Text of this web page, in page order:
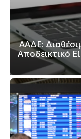
ΑΑΔΕ:
Αποδεικτικό